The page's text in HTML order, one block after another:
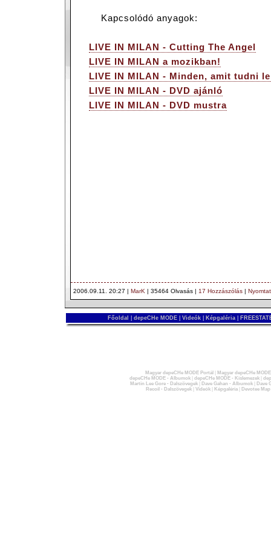
Kapcsolódó anyagok:
LIVE IN MILAN - Cutting The Angel
LIVE IN MILAN a mozikban!
LIVE IN MILAN - Minden, amit tudni
LIVE IN MILAN - DVD ajánló
LIVE IN MILAN - DVD mustra
2006.09.11. 20:27 | MarK | 35464 Olvasás | 17 Hozzászólás |
Főoldal depeCHe MODE Videók Képgaléria
Magyar depeCHe MODE Portál
Magyar depeCHe
depeCHe MODE - Albumok| depeCHe MODE - Kislemezek|
Martin Lee Gore - Dalszövegek| Dave Gahan - Albumok|
Dave
Recoil - Dalszövegek| Videók| Képgaléria| Devotee Map